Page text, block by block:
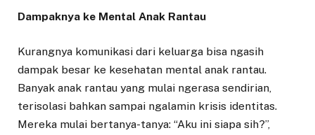
Dampaknya ke Mental Anak Rantau
Kurangnya komunikasi dari keluarga bisa ngasih
dampak besar ke kesehatan mental anak rantau.
Banyak anak rantau yang mulai ngerasa sendirian,
terisolasi bahkan sampai ngalamin krisis identitas.
Mereka mulai bertanya-tanya: “Aku ini siapa sih?”,